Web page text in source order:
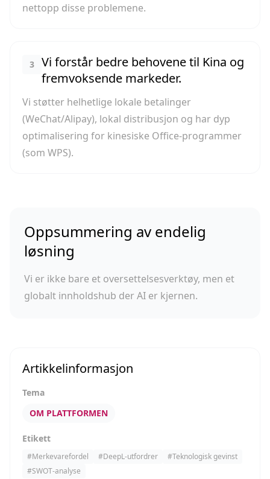
nettopp disse problemene.
3
Vi forstår bedre behovene til Kina og
fremvoksende markeder.
Vi støtter helhetlige lokale betalinger
(WeChat/Alipay), lokal distribusjon og har dyp
optimalisering for kinesiske Office-programmer
(som WPS).
Oppsummering av endelig
løsning
Vi er ikke bare et oversettelsesverktøy, men et
globalt innholdshub der AI er kjernen.
Artikkelinformasjon
Tema
OM PLATTFORMEN
Etikett
#Merkevarefordel #DeepL-utfordrer #Teknologisk gevinst
#SWOT-analyse